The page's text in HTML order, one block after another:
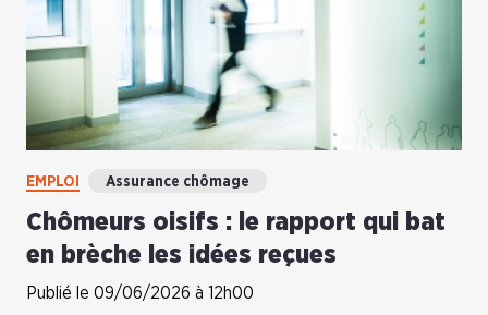
EMPLOI Assurance chômage
Chômeurs oisifs : le rapport qui bat
en brèche les idées reçues
Publié le 09/06/2026 à 12h00